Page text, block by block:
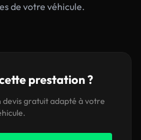
de votre véhicule.
prestation ?
devis gratuit adapté à votre